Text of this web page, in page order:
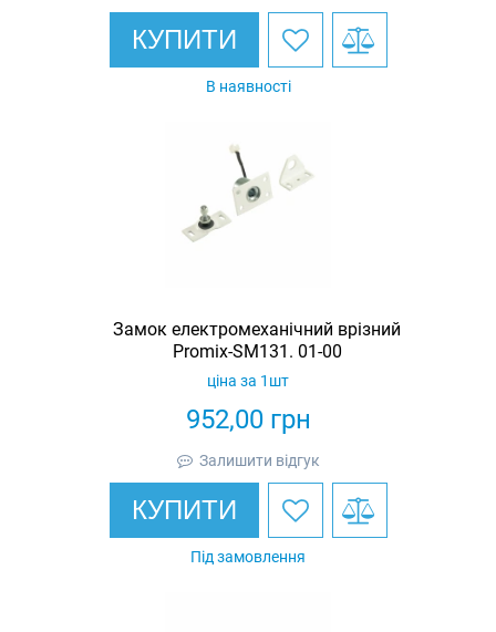
КУПИТИ
В наявності
Замок електромеханічний врізний
Promix-SM131. 01-00
952,00грн
ціна за 1шт
Залишити відгук
КУПИТИ
Під замовлення